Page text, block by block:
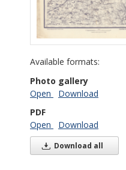
Available formats:
Photo gallery
Open
Download
PDF
Open
Download
Download all